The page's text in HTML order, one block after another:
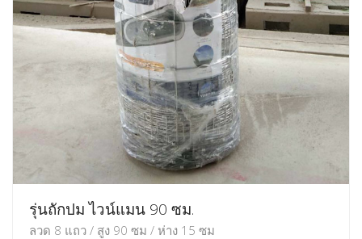
รุ่นถักปม ไวน์แมน 90 ซม.
ลวด 8 แถว / สูง 90 ซม / ห่าง 15 ซม